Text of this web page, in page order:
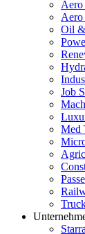
Aero
Aero
Oil
Job
Med